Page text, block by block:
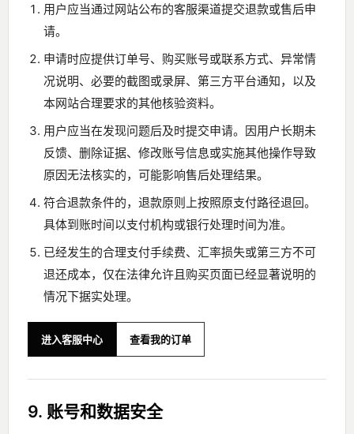
用户应当通过网站公布的客服渠道提交退款或售后申
请。
申请时应提供订单号、购买账号或联系方式、异常情
况说明、必要的截图或录屏、第三方平台通知，以及
本网站合理要求的其他核验资料。
用户应当在发现问题后及时提交申请。因用户长期未
反馈、删除证据、修改账号信息或实施其他操作导致
原因无法核实的，可能影响售后处理结果。
符合退款条件的，退款原则上按照原支付路径退回。
具体到账时间以支付机构或银行处理时间为准。
已经发生的合理支付手续费、汇率损失或第三方不可
退还成本，仅在法律允许且购买页面已经显著说明的
情况下据实处理。
进入客服中心 查看我的订单
9. 账号和数据安全